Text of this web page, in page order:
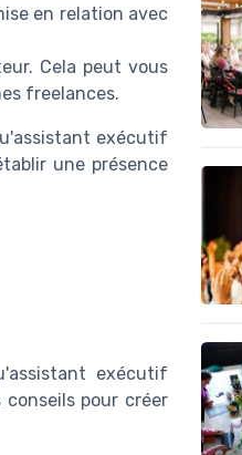
en relation avec
Cela peut vous
freelances.
exécutif
une présence
exécutif
pour créer